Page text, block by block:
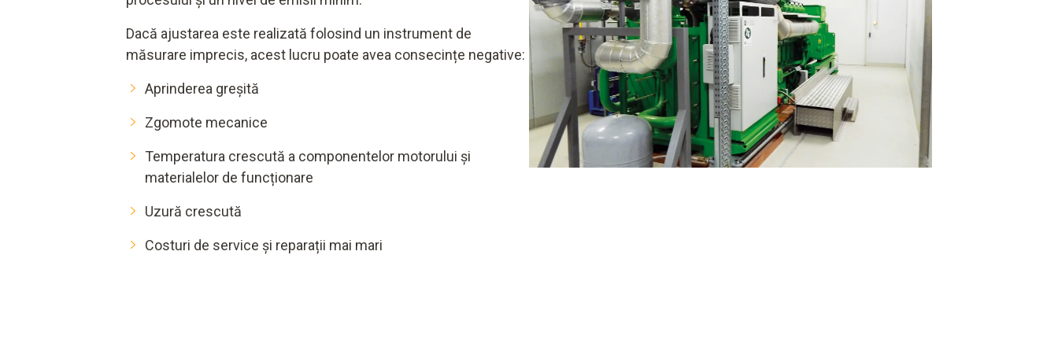
Dacă ajustarea este realizată folosind un instrument de
măsurare imprecis, acest lucru poate avea consecințe negative:
Aprinderea greșită
Zgomote mecanice
Temperatura crescută a componentelor motorului și
materialelor de funcționare
Uzură crescută
Costuri de service și reparații mai mari